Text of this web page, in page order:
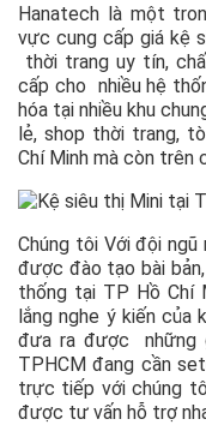
Hanatech là một
vực cung cấp giá kệ
thời trang uy tín,
cấp cho nhiều hệ
hóa tại nhiều khu
lẻ, shop thời trang,
Chí Minh mà còn trên
Chúng tôi Với đội ngũ
được đào tạo bài
thống tại TP Hồ Chí
lắng nghe ý kiến của
đưa ra được những
TPHCM đang cần
trực tiếp với chúng
được tư vấn hỗ trợ